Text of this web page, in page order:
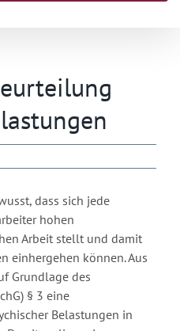
dass sich jede
hohen
Arbeit stellt und damit
einhergehen können. Aus
Grundlage des
§ 3 eine
Belastungen in